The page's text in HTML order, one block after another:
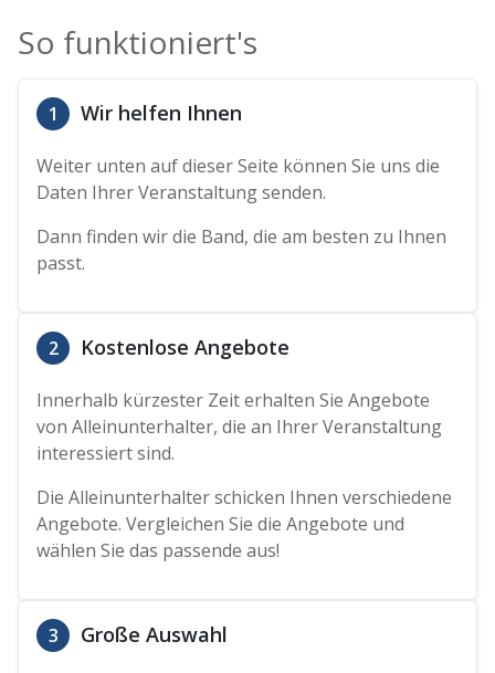
So funktioniert's
1 Wir helfen Ihnen
Weiter unten auf dieser Seite können Sie uns die
Daten Ihrer Veranstaltung senden.
Dann finden wir die Band, die am besten zu Ihnen
passt.
2 Kostenlose Angebote
Innerhalb kürzester Zeit erhalten Sie Angebote
von Alleinunterhalter, die an Ihrer Veranstaltung
interessiert sind.
Die Alleinunterhalter schicken Ihnen verschiedene
Angebote. Vergleichen Sie die Angebote und
wählen Sie das passende aus!
3 Große Auswahl